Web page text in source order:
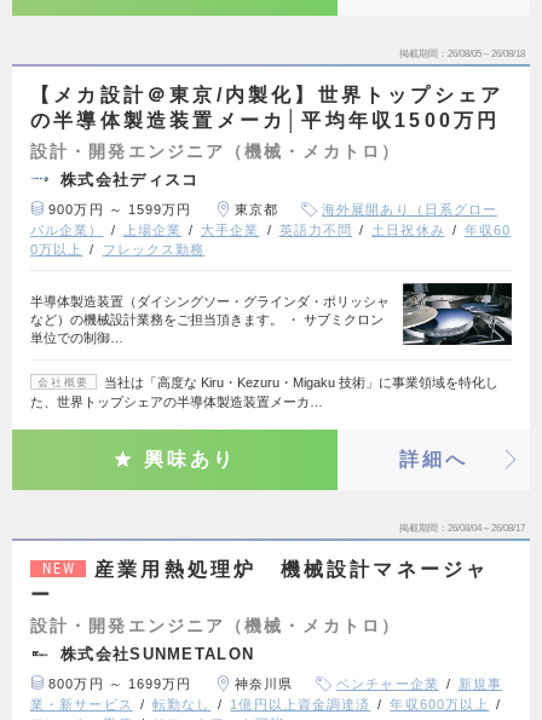
掲載期間 26/08/05～26/08/18
【メカ設計＠東京/内製化】世界トップシェア
の半導体製造装置メーカ│平均年収1500万円
設計・開発エンジニア（機械・メカトロ）
株式会社ディスコ
900万円 ～ 1599万円 東京都
海外展開あり（日系グロー
バル企業）
上場企業 大手企業 英語力不問 土日祝休み
年収60
0万以上
フレックス勤務
半導体製造装置（ダイシングソー・グラインダ・ポリッシャ
など）の機械設計業務をご担当頂きます。 ・ サブミクロン
単位での制御…
会社概要
当社は「高度な Kiru・Kezuru・Migaku 技術」に事業領域を特化し
た、世界トップシェアの半導体製造装置メーカ…
興味あり 詳細へ
掲載期間 26/08/04～26/08/17
NEW
産業用熱処理炉 機械設計マネージャ
ー
設計・開発エンジニア（機械・メカトロ）
株式会社SUNMETALON
800万円 ～ 1699万円 神奈川県 ベンチャー企業
新規事
業・新サービス
転勤なし 1億円以上資金調達済
年収600万以上